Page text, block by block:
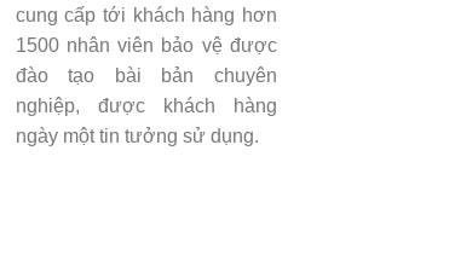
cung cấp tới khách hàng hơn
1500 nhân viên bảo vệ được
đào tạo bài bản chuyên
nghiệp, được khách hàng
ngày một tin tưởng sử dụng.